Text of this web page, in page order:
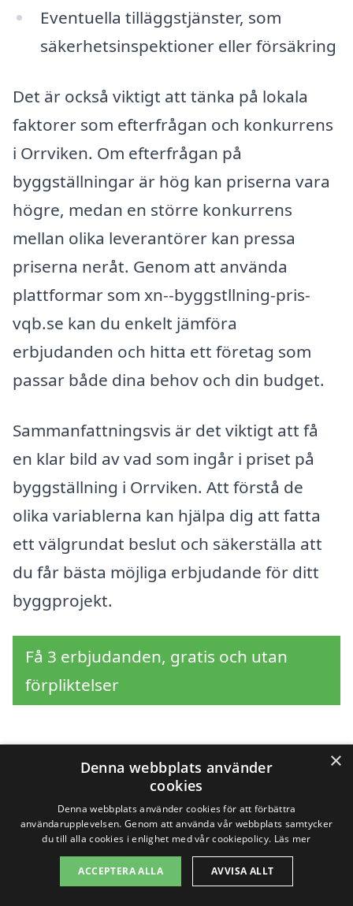
Eventuella tilläggstjänster, som
säkerhetsinspektioner eller försäkring
Det är också viktigt att tänka på lokala
faktorer som efterfrågan och konkurrens
i Orrviken. Om efterfrågan på
byggställningar är hög kan priserna vara
högre, medan en större konkurrens
mellan olika leverantörer kan pressa
priserna neråt. Genom att använda
plattformar som xn--byggstllning-pris-
vqb.se kan du enkelt jämföra
erbjudanden och hitta ett företag som
passar både dina behov och din budget.
Sammanfattningsvis är det viktigt att få
en klar bild av vad som ingår i priset på
byggställning i Orrviken. Att förstå de
olika variablerna kan hjälpa dig att fatta
ett välgrundat beslut och säkerställa att
du får bästa möjliga erbjudande för ditt
byggprojekt.
Få 3 erbjudanden, gratis och utan
förpliktelser
Sök efter en
professionell för
byggställning i andra
städer nära Orrviken
×
Denna webbplats använder
cookies
Denna webbplats använder cookies för att förbättra
användarupplevelsen. Genom att använda vår webbplats samtycker
du till alla cookies i enlighet med vår cookiepolicy. Läs mer
ACCEPTERA ALLA AVVISA ALLT